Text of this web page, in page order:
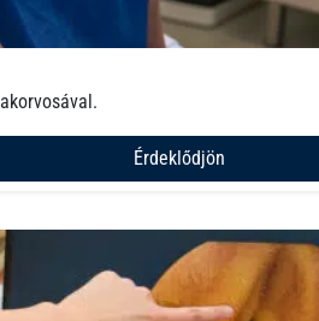
Érdeklődjön